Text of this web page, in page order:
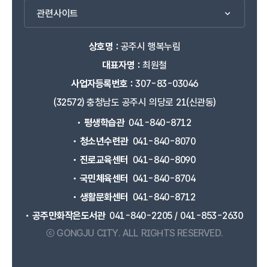
관련사이트
상호명 :공주시 행복누림
대표자명 :최원철
사업자등록번호 :307-83-03046
(32572) 충청남도 공주시 의당로 21(신관동)
평생학습관 041-840-8712
청소년수련관 041-840-8070
진로교육센터
041-840-8090
국민체육센터
041-840-8704
생활문화센터
041-840-8712
공주만화작은도서관 041-840-2205 / 041-853-2630
ⓒ GONGJU CITY. ALL RIGHTS RESERVED.